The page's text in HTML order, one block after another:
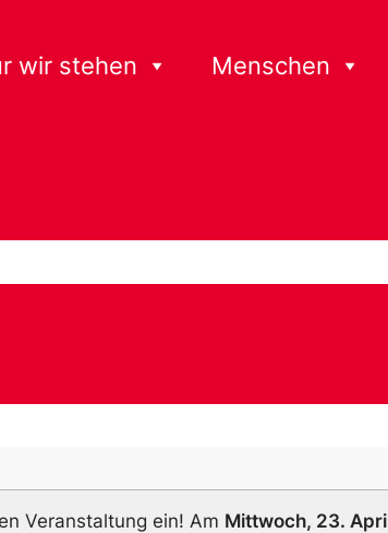
wir stehen Menschen
Veranstaltung ein! Am Mittwoch, 23.